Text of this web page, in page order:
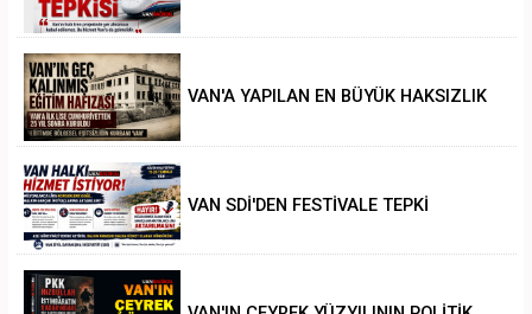
VAN'A YAPILAN EN BÜYÜK HAKSIZLIK
VAN SDİ'DEN FESTİVALE TEPKİ